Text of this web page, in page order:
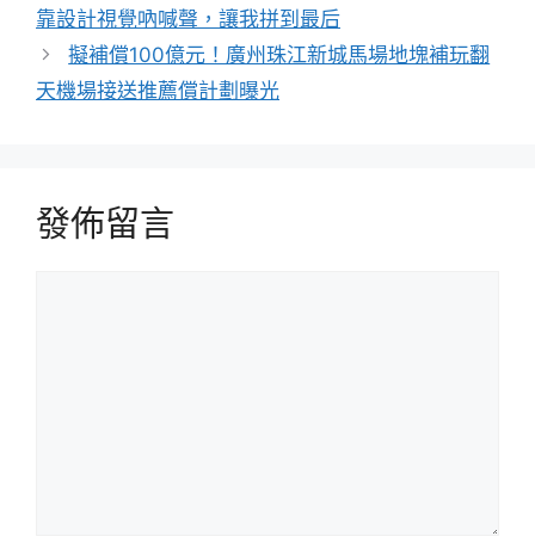
靠設計視覺吶喊聲，讓我拼到最后
擬補償100億元！廣州珠江新城馬場地塊補玩翻
天機場接送推薦償計劃曝光
發佈留言